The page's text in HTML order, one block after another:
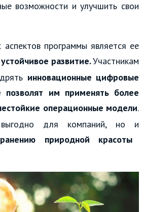
возможности и улучшить свои
программы является ее
развитие.Участникам
инновационные цифровые
позволят им применять более
операционные модели.
для компаний, но и
природной красоты